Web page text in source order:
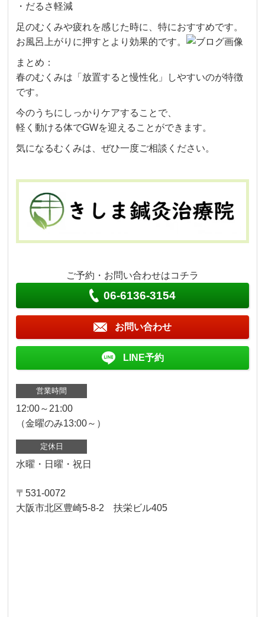
・だるさ軽減
足のむくみや疲れを感じた時に、特におすすめです。
お風呂上がりに押すとより効果的です。
まとめ：
春のむくみは「放置すると慢性化」しやすいのが特徴
です。
今のうちにしっかりケアすることで、
軽く動ける体でGWを迎えることができます。
気になるむくみは、ぜひ一度ご相談ください。
ご予約・お問い合わせはコチラ
06-6136-3154
お問い合わせ
LINE予約
営業時間
12:00～21:00
（金曜のみ13:00～）
定休日
水曜・日曜・祝日
〒531-0072
大阪市北区豊崎5-8-2 扶栄ビル405